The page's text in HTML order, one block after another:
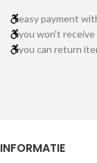
easy payment
you won't
you can return
INFORMATIE